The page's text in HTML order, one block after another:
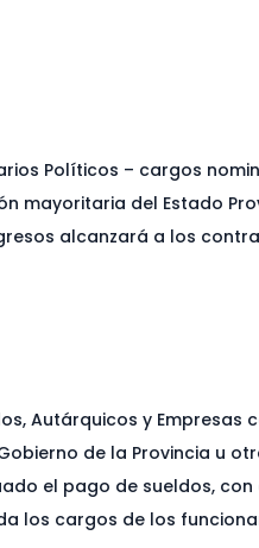
Políticos – cargos
mayoritaria del Estado
alcanzará a los
Autárquicos y Empresas
de la Provincia u
el pago de sueldos, con
los cargos de los